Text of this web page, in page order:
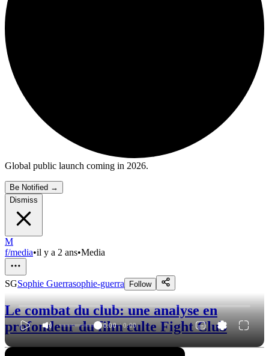
Global public launch coming in 2026.
Be Notified →
Dismiss
M
f/media•il y a 2 ans•Media
SGSophie Guerrasophie-guerra Follow
Le combat du club: une analyse en
profondeur du film culte Fight Club
0:00 / 0:00